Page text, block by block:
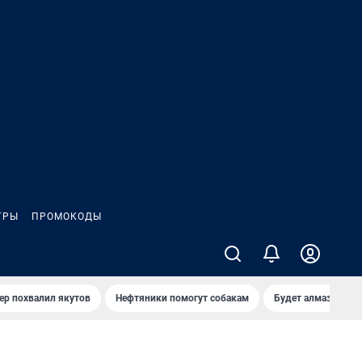
ПРОМОКОДЫ
похвалил якутов Нефтяники помогут собакам Будет алмазный